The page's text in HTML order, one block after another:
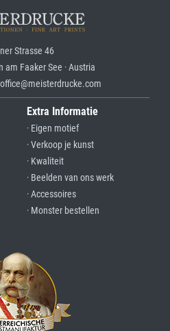
Strasse 46
am Faaker See · Austria
Extra Informatie
· Eigen motief
· Verkoop je kunst
· Kwaliteit
· Beelden van ons werk
· Accessoires
· Monster bestellen